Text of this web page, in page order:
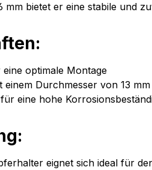
mm bietet er eine stabile und
optimale Montage
einem Durchmesser von 13 mm
eine hohe
eignet sich ideal für